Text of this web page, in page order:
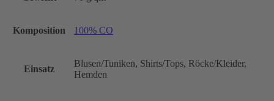
Komposition 100% CO
Einsatz
Blusen/Tuniken, Shirts/Tops, Röcke/Kleider,
Hemden